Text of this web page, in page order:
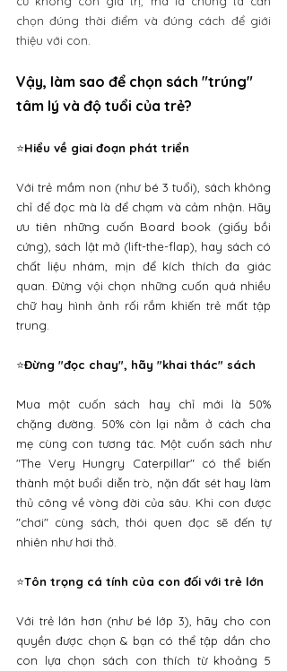
chọn đúng thời điểm và đúng cách để giới
thiệu với con.
Vậy, làm sao để chọn sách "trúng"
tâm lý và độ tuổi của trẻ?
⭐Hiểu về giai đoạn phát triển
Với trẻ mầm non (như bé 3 tuổi), sách không
chỉ để đọc mà là để chạm và cảm nhận. Hãy
ưu tiên những cuốn Board book (giấy bồi
cứng), sách lật mở (lift-the-flap), hay sách có
chất liệu nhám, mịn để kích thích đa giác
quan. Đừng vội chọn những cuốn quá nhiều
chữ hay hình ảnh rối rắm khiến trẻ mất tập
trung.
⭐Đừng "đọc chay", hãy "khai thác" sách
Mua một cuốn sách hay chỉ mới là 50%
chặng đường. 50% còn lại nằm ở cách cha
mẹ cùng con tương tác. Một cuốn sách như
"The Very Hungry Caterpillar" có thể biến
thành một buổi diễn trò, nặn đất sét hay làm
thủ công về vòng đời của sâu. Khi con được
"chơi" cùng sách, thói quen đọc sẽ đến tự
nhiên như hơi thở.
⭐Tôn trọng cá tính của con đối với trẻ lớn
Với trẻ lớn hơn (như bé lớp 3), hãy cho con
quyền được chọn & bạn có thể tập dần cho
con lựa chọn sách con thích từ khoảng 5